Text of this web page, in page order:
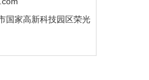
国家高新科技园区荣光